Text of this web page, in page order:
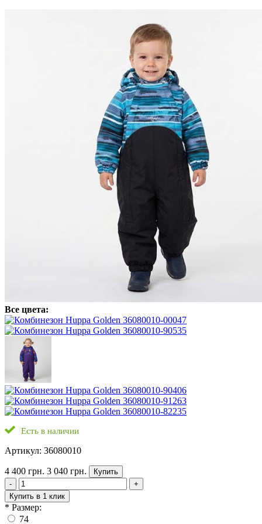
Все цвета:
Есть в наличии
Артикул: 36080010
4 400 грн. 3 040 грн.
Купить
-
+
Купить в 1 клик
* Размер:
74